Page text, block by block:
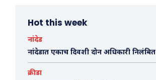
Hot this week
नांदेड
नांदेडात एकाच दिवशी दोन अधिकारी निलंबित
क्रीडा